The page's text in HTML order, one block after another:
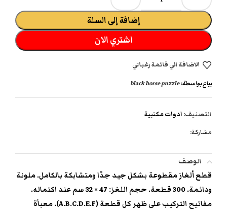
إضافة إلى السلة
اشتري الان
الاضافة الي قائمة رغباتي
يباع بواسطة:black horse puzzle
التصنيف: ادوات مكتبية
مشاركة:
الوصف
قطع ألغاز مقطوعة بشكل جيد جدًا ومتشابكة بالكامل. ملونة
ودائمة. 300 قطعة. حجم اللغز: 47 × 32 سم عند اكتماله.
مفاتيح التركيب على ظهر كل قطعة (A.B.C.D.E.F). معبأة